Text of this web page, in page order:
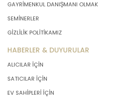
GAYRİMENKUL DANIŞMANI OLMAK
SEMİNERLER
GİZLİLİK POLİTİKAMIZ
HABERLER & DUYURULAR
ALICILAR İÇİN
SATICILAR İÇİN
EV SAHİPLERİ İÇİN